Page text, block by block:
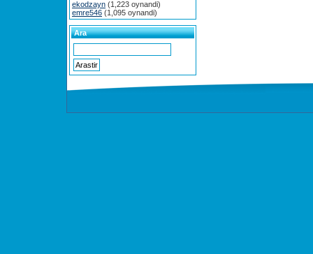
ekodzayn (1,223 oynandi)
emre546 (1,095 oynandi)
Ara